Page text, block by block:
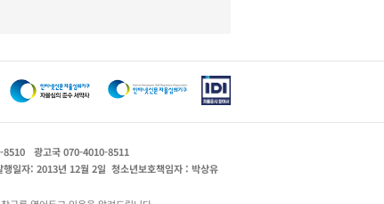
8510
광고국 070-4010-8511
행일자: 2013년 12월 2일 청소년보호책임자 : 박상유